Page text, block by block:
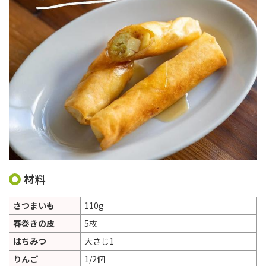
材料
さつまいも
110g
春巻きの皮
5枚
はちみつ
大さじ1
りんご
1/2個